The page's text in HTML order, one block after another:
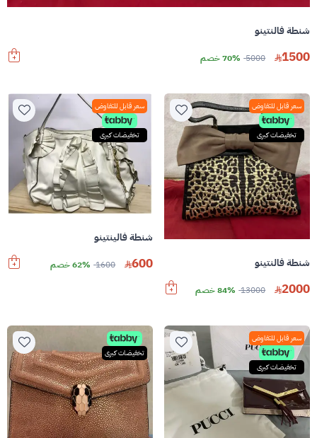
شنطة فالنتينو
1500
5000 70% خصم
سعر قابل للتفاوض
تخفيضات كبرى
شنطة فالنتينو
2000
13000 84% خصم
سعر قابل للتفاوض
تخفيضات كبرى
شنطة فالينتينو
600
1600 62% خصم
سعر قابل للتفاوض
تخفيضات كبرى
تخفيضات كبرى